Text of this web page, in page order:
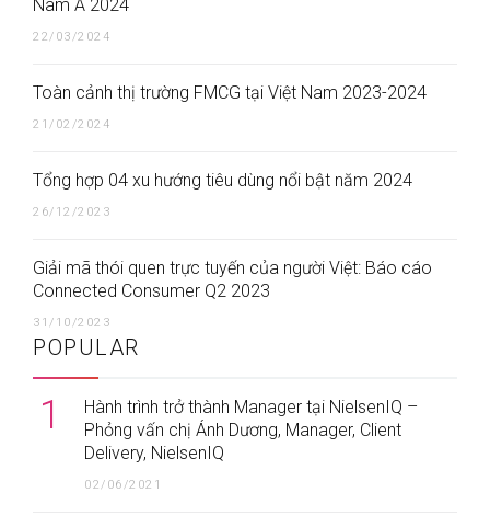
Nam Á 2024
22/03/2024
Toàn cảnh thị trường FMCG tại Việt Nam 2023-2024
21/02/2024
Tổng hợp 04 xu hướng tiêu dùng nổi bật năm 2024
26/12/2023
Giải mã thói quen trực tuyến của người Việt: Báo cáo
Connected Consumer Q2 2023
31/10/2023
POPULAR
1
Hành trình trở thành Manager tại NielsenIQ –
Phỏng vấn chị Ánh Dương, Manager, Client
Delivery, NielsenIQ
02/06/2021